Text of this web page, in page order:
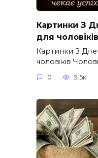
Картинки З
для чоловіків​
Картинки З
чоловіків​
0 9.5к.